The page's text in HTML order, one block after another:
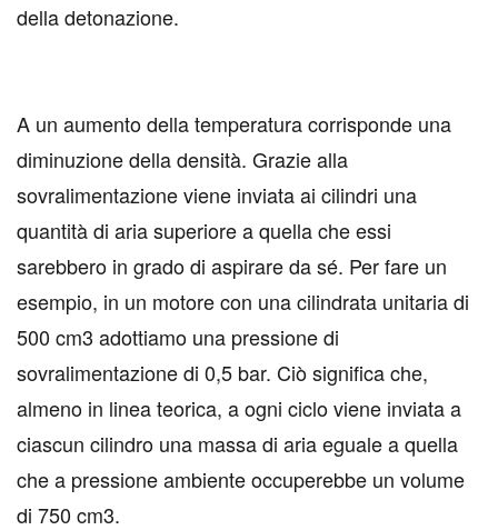
della detonazione.
A un aumento della temperatura corrisponde una
diminuzione della densità. Grazie alla
sovralimentazione viene inviata ai cilindri una
quantità di aria superiore a quella che essi
sarebbero in grado di aspirare da sé. Per fare un
esempio, in un motore con una cilindrata unitaria di
500 cm3 adottiamo una pressione di
sovralimentazione di 0,5 bar. Ciò significa che,
almeno in linea teorica, a ogni ciclo viene inviata a
ciascun cilindro una massa di aria eguale a quella
che a pressione ambiente occuperebbe un volume
di 750 cm3.